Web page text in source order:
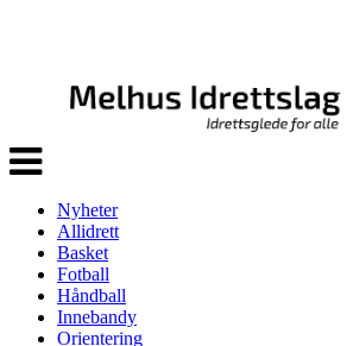
Veksle
navigasjon
Nyheter
Allidrett
Basket
Fotball
Håndball
Innebandy
Orientering